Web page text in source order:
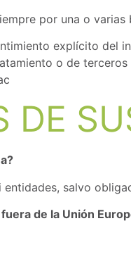
por una o
explícito del
o de
DE
salvo
de la Unión